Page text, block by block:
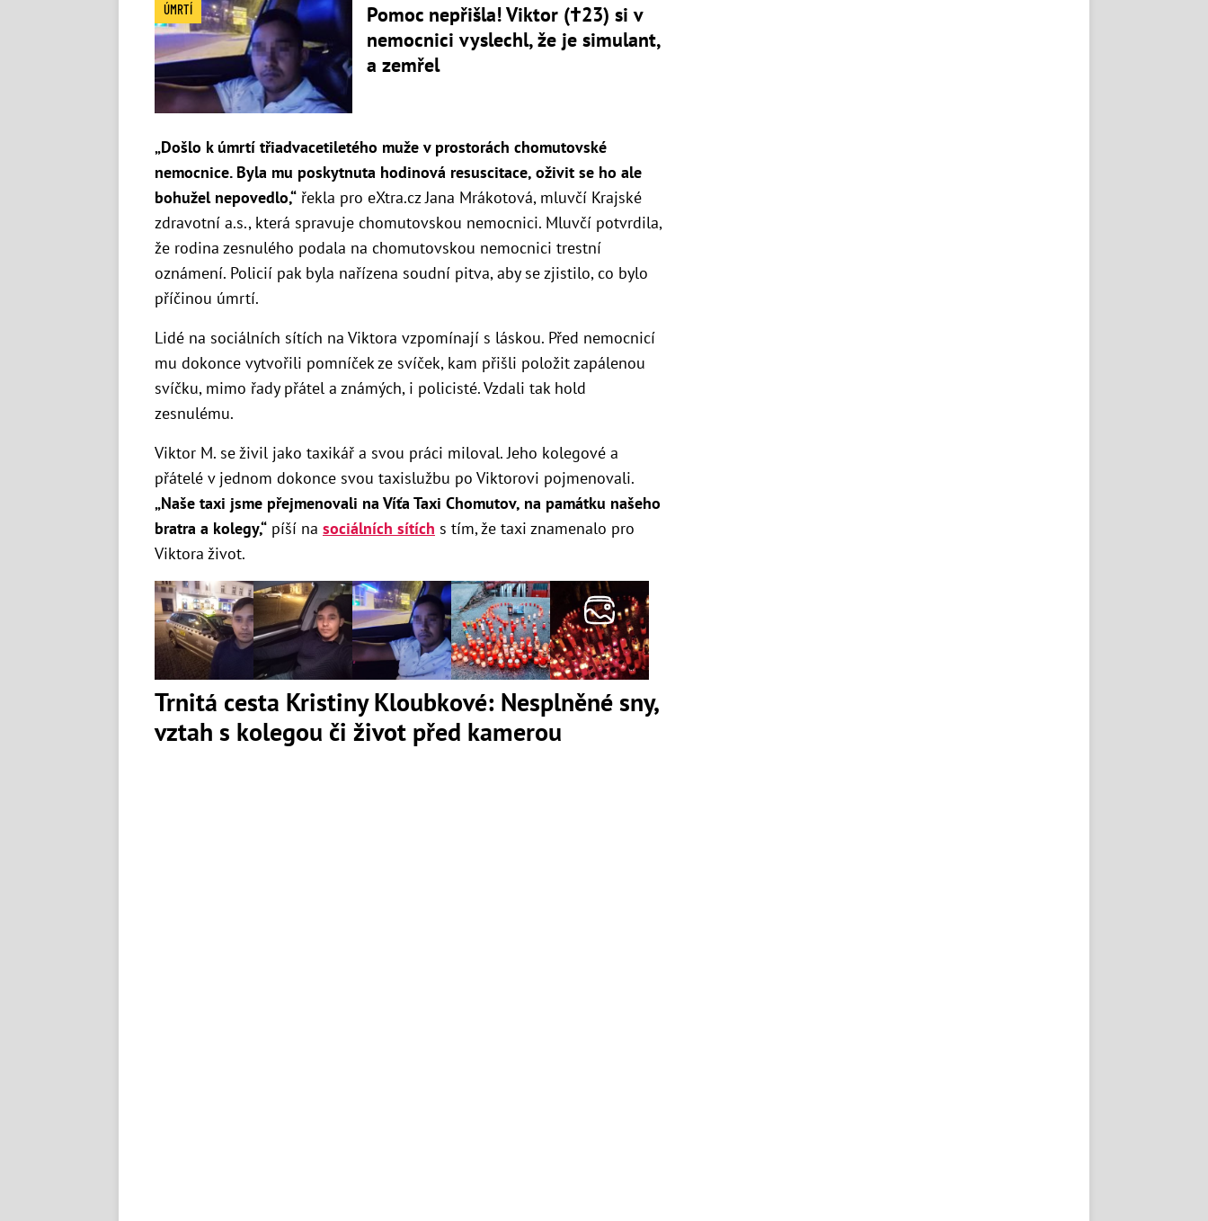
ÚMRTÍ
Pomoc nepřišla! Viktor (†23) si v
nemocnici vyslechl, že je simulant,
a zemřel
„Došlo k úmrtí třiadvacetiletého muže v prostorách chomutovské
nemocnice. Byla mu poskytnuta hodinová resuscitace, oživit se ho ale
bohužel nepovedlo,“ řekla pro eXtra.cz Jana Mrákotová, mluvčí Krajské
zdravotní a.s., která spravuje chomutovskou nemocnici. Mluvčí potvrdila,
že rodina zesnulého podala na chomutovskou nemocnici trestní
oznámení. Policií pak byla nařízena soudní pitva, aby se zjistilo, co bylo
příčinou úmrtí.
Lidé na sociálních sítích na Viktora vzpomínají s láskou. Před nemocnicí
mu dokonce vytvořili pomníček ze svíček, kam přišli položit zapálenou
svíčku, mimo řady přátel a známých, i policisté. Vzdali tak hold
zesnulému.
Viktor M. se živil jako taxikář a svou práci miloval. Jeho kolegové a
přátelé v jednom dokonce svou taxislužbu po Viktorovi pojmenovali.
„Naše taxi jsme přejmenovali na Víťa Taxi Chomutov, na památku našeho
bratra a kolegy,“ píší na sociálních sítích s tím, že taxi znamenalo pro
Viktora život.
Trnitá cesta Kristiny Kloubkové: Nesplněné sny,
vztah s kolegou či život před kamerou